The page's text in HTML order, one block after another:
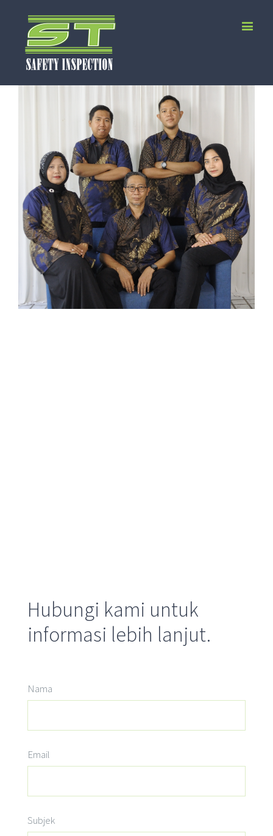
Hubungi kami untuk
informasi lebih lanjut.
Nama
Email
Subjek